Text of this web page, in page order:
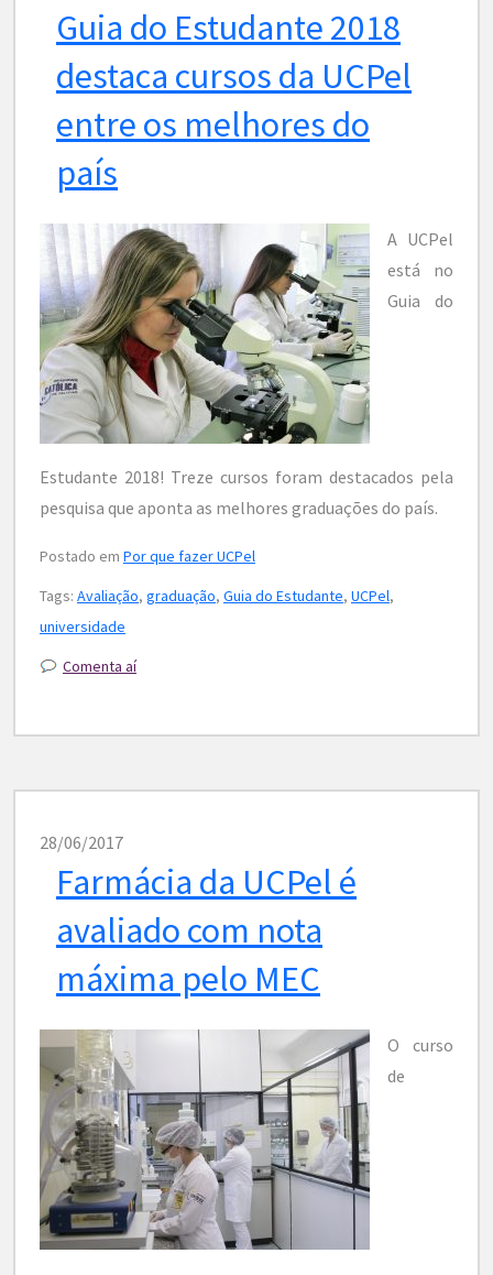
Guia do Estudante 2018
destaca cursos da UCPel
entre os melhores do
país
A UCPel
está no
Guia do
Estudante 2018! Treze cursos foram destacados pela
pesquisa que aponta as melhores graduações do país.
Postado em Por que fazer UCPel
Tags: Avaliação, graduação, Guia do Estudante, UCPel,
universidade
Comenta aí
28/06/2017
Farmácia da UCPel é
avaliado com nota
máxima pelo MEC
O curso
de